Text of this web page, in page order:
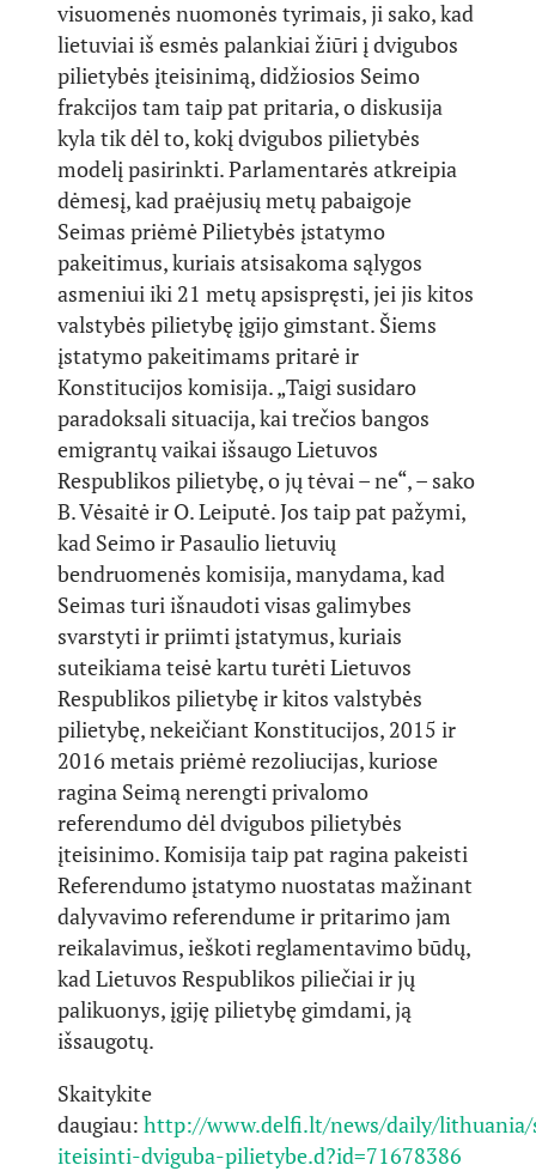
visuomenės nuomonės tyrimais, ji sako, kad
lietuviai iš esmės palankiai žiūri į dvigubos
pilietybės įteisinimą, didžiosios Seimo
frakcijos tam taip pat pritaria, o diskusija
kyla tik dėl to, kokį dvigubos pilietybės
modelį pasirinkti. Parlamentarės atkreipia
dėmesį, kad praėjusių metų pabaigoje
Seimas priėmė Pilietybės įstatymo
pakeitimus, kuriais atsisakoma sąlygos
asmeniui iki 21 metų apsispręsti, jei jis kitos
valstybės pilietybę įgijo gimstant. Šiems
įstatymo pakeitimams pritarė ir
Konstitucijos komisija. „Taigi susidaro
paradoksali situacija, kai trečios bangos
emigrantų vaikai išsaugo Lietuvos
Respublikos pilietybę, o jų tėvai – ne“, – sako
B. Vėsaitė ir O. Leiputė. Jos taip pat pažymi,
kad Seimo ir Pasaulio lietuvių
bendruomenės komisija, manydama, kad
Seimas turi išnaudoti visas galimybes
svarstyti ir priimti įstatymus, kuriais
suteikiama teisė kartu turėti Lietuvos
Respublikos pilietybę ir kitos valstybės
pilietybę, nekeičiant Konstitucijos, 2015 ir
2016 metais priėmė rezoliucijas, kuriose
ragina Seimą nerengti privalomo
referendumo dėl dvigubos pilietybės
įteisinimo. Komisija taip pat ragina pakeisti
Referendumo įstatymo nuostatas mažinant
dalyvavimo referendume ir pritarimo jam
reikalavimus, ieškoti reglamentavimo būdų,
kad Lietuvos Respublikos piliečiai ir jų
palikuonys, įgiję pilietybę gimdami, ją
išsaugotų.
Skaitykite
daugiau: http://www.delfi.lt/news/daily/
iteisinti-dviguba-pilietybe.d?id=71678386